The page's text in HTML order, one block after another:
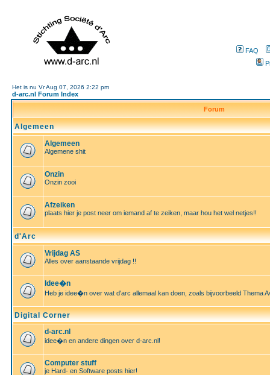
FAQ
Het is nu Vr Aug 07, 2026 2:22 pm
d-arc.nl Forum Index
Forum
Algemeen
Algemeen
Algemene shit
Onzin
Onzin zooi
Afzeiken
plaats hier je post neer om iemand af te zeiken, maar hou het wel netjes!!
d'Arc
Vrijdag AS
Alles over aanstaande vrijdag !!
Idee�n
Heb je idee�n over wat d'arc allemaal kan doen, zoals bijvoorbeeld Thema
Digital Corner
d-arc.nl
idee�n en andere dingen over d-arc.nl!
Computer stuff
je Hard- en Software posts hier!